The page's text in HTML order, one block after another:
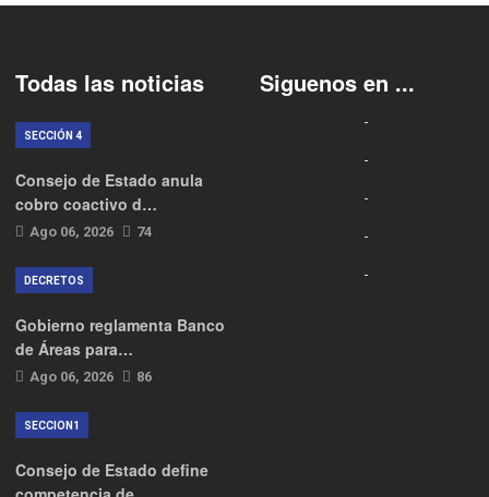
Todas las noticias
Consejo de Estado anula
cobro coactivo d…
Ago 06, 2026 74
SECCIÓN 4
Gobierno reglamenta Banco
de Áreas para…
Ago 06, 2026 86
DECRETOS
Consejo de Estado define
SECCION1
Siguenos en ...